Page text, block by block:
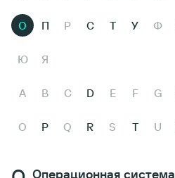
О П Р С Т У Ф
Ю Я
A B C D E F G
O P Q R S T U
Операционная система